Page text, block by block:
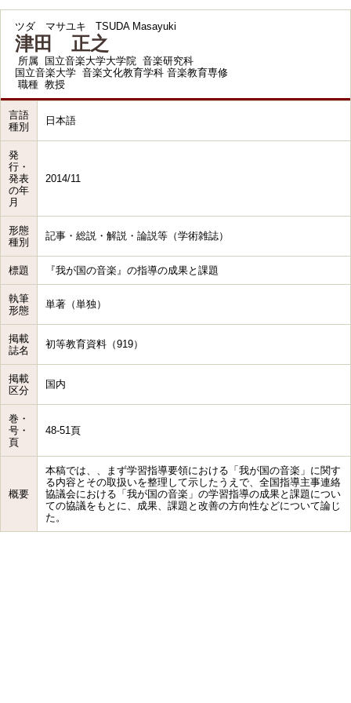
ツダ マサユキ TSUDA Masayuki
津田 正之
所属
国立音楽大学大学院 音楽研究科
国立音楽大学 音楽文化教育学科 音楽教育専修
職種 教授
言語
種別
日本語
発
行・
発表
の年
月
2014/11
形態
種別
記事・総説・解説・論説等（学術雑誌）
標題 『我が国の音楽』の指導の成果と課題
執筆
形態
単著（単独）
掲載
誌名
初等教育資料（919）
掲載
区分
国内
巻・
号・
頁
48-51頁
概要
本稿では、、まず学習指導要領における「我が国の音楽」に関す
る内容とその取扱いを整理して示したうえで、全国指導主事連絡
協議会における「我が国の音楽」の学習指導の成果と課題につい
ての協議をもとに、成果、課題と改善の方向性などについて論じ
た。